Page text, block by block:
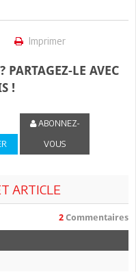
Imprimer
PARTAGEZ-LE AVEC
!
ABONNEZ-
VOUS
ARTICLE
2 Commentaires